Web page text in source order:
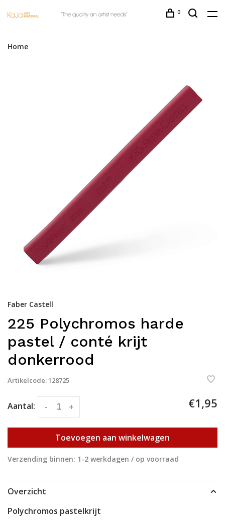
0
Home
Faber Castell
225 Polychromos harde
pastel / conté krijt
donkerrood
Artikelcode:128725
Aantal: +
- €1,95
Toevoegen aan winkelwagen
Verzending binnen: 1-2 werkdagen / op voorraad
Overzicht
Polychromos pastelkrijt